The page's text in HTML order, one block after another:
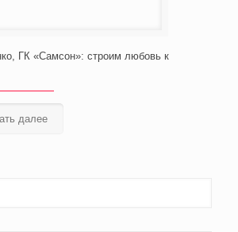
ГК «Самсон»: строим любовь к
далее